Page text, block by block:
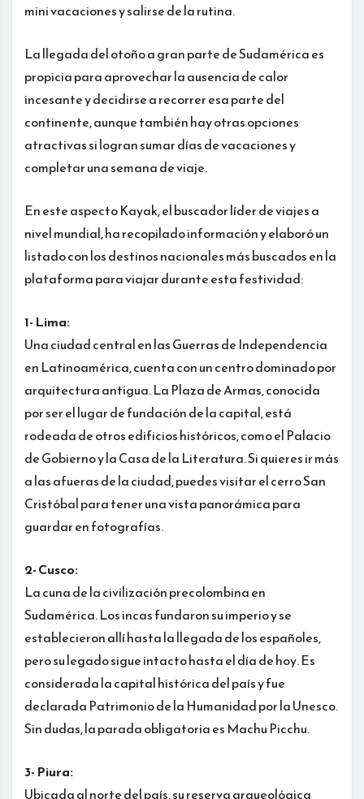
mini vacaciones y salirse de la rutina.
La llegada del otoño a gran parte de Sudamérica es
propicia para aprovechar la ausencia de calor
incesante y decidirse a recorrer esa parte del
continente, aunque también hay otras opciones
atractivas si logran sumar días de vacaciones y
completar una semana de viaje.
En este aspecto Kayak, el buscador líder de viajes a
nivel mundial, ha recopilado información y elaboró un
listado con los destinos nacionales más buscados en la
plataforma para viajar durante esta festividad:
1- Lima:
Una ciudad central en las Guerras de Independencia
en Latinoamérica, cuenta con un centro dominado por
arquitectura antigua. La Plaza de Armas, conocida
por ser el lugar de fundación de la capital, está
rodeada de otros edificios históricos, como el Palacio
de Gobierno y la Casa de la Literatura. Si quieres ir más
a las afueras de la ciudad, puedes visitar el cerro San
Cristóbal para tener una vista panorámica para
guardar en fotografías.
2- Cusco:
La cuna de la civilización precolombina en
Sudamérica. Los incas fundaron su imperio y se
establecieron allí hasta la llegada de los españoles,
pero su legado sigue intacto hasta el día de hoy. Es
considerada la capital histórica del país y fue
declarada Patrimonio de la Humanidad por la Unesco.
Sin dudas, la parada obligatoria es Machu Picchu.
3- Piura:
Ubicada al norte del país, su reserva arqueológica